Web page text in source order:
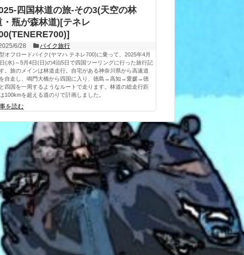
四国林道の旅-その3(天空の林
・瓶が森林道)[テネレ
6/28 バイク旅行
オフロードバイク(ヤマハ テネレ700)に乗って、2025年4月
(水)～5月4日(日)の4泊5日で四国ツーリングに行った旅行記
。旅のメインは林道走行。自宅がある神奈川県から高速道
自走し、鳴門大橋から四国に入り、徳島→高知→愛媛→徳
四国を一周するようなルートで走ります。林道の総走行距
100kmを超える道のりで計画しました。
を読む